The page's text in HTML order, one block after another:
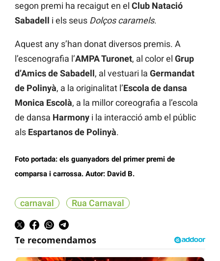
segon premi ha recaigut en el Club Natació
Sabadell i els seus Dolços caramels.
Aquest any s’han donat diversos premis. A
l’escenografia l’AMPA Turonet, al color el Grup
d’Amics de Sabadell, al vestuari la Germandat
de Polinyà, a la originalitat l’Escola de dansa
Monica Escolà, a la millor coreografia a l’escola
de dansa Harmony i la interacció amb el públic
als Espartanos de Polinyà.
Foto portada: els guanyadors del primer premi de
comparsa i carrossa. Autor: David B.
carnaval Rua Carnaval